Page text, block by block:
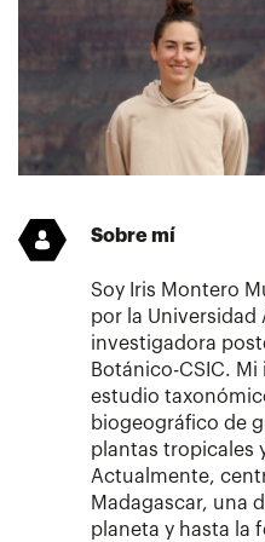
Sobre mí
Soy Iris Montero
por la Universidad
investigadora
Botánico-CSIC.
estudio
biogeográfico de
plantas tropicales
Actualmente,
Madagascar, una
planeta y hasta la